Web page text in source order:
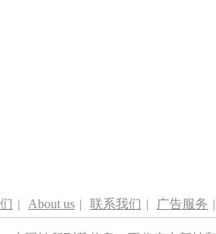
| About us | 联系我们 | 广告服务 |